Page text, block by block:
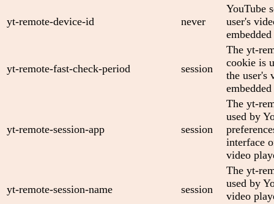
yt-remote-device-id never
YouTube
user's
yt-remote-fast-check-period session
The yt-
cookie is
the user's
yt-remote-session-app session
The yt-
used by
interface
video
yt-remote-session-name session
The yt-
used by
video